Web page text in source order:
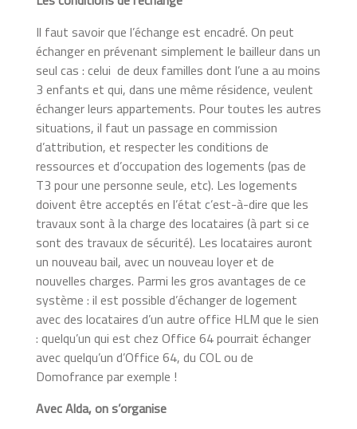
Il faut savoir que l’échange est encadré. On peut
échanger en prévenant simplement le bailleur dans un
seul cas : celui de deux familles dont l’une a au moins
3 enfants et qui, dans une même résidence, veulent
échanger leurs appartements. Pour toutes les autres
situations, il faut un passage en commission
d’attribution, et respecter les conditions de
ressources et d’occupation des logements (pas de
T3 pour une personne seule, etc). Les logements
doivent être acceptés en l’état c’est-à-dire que les
travaux sont à la charge des locataires (à part si ce
sont des travaux de sécurité). Les locataires auront
un nouveau bail, avec un nouveau loyer et de
nouvelles charges. Parmi les gros avantages de ce
système : il est possible d’échanger de logement
avec des locataires d’un autre office HLM que le sien
: quelqu’un qui est chez Office 64 pourrait échanger
avec quelqu’un d’Office 64, du COL ou de
Domofrance par exemple !
Avec Alda, on s’organise